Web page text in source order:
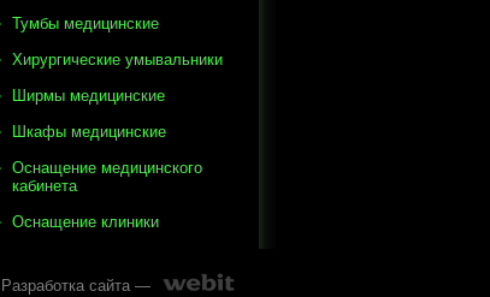
Тумбы медицинские
Хирургические умывальники
Ширмы медицинские
Шкафы медицинские
Оснащение медицинского
кабинета
Оснащение клиники
Разработка сайта —